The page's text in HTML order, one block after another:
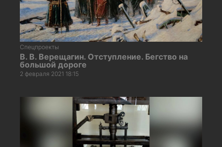
Спецпроекты
В. В. Верещагин. Отступление. Бегство на
большой дороге
2 февраля 2021 18:15